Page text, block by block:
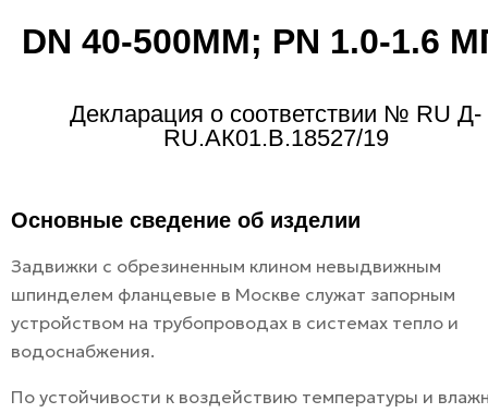
DN 40-500ММ; PN 1.0-1.6
Декларация о соответствии № RU Д-
RU.АК01.В.18527/19
Основные сведение об изделии
Задвижки с обрезиненным клином невыдвижным
шпинделем фланцевые в Москве служат запорным
устройством на трубопроводах в системах тепло и
водоснабжения.
По устойчивости к воздействию температуры и